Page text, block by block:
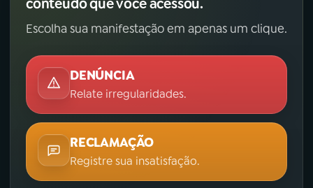
Escolha sua manifestação em apenas um clique.
DENÚNCIA
Relate irregularidades.
RECLAMAÇÃO
Registre sua insatisfação.